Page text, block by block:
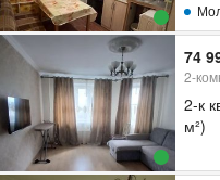
74
2-
2-к
м²)